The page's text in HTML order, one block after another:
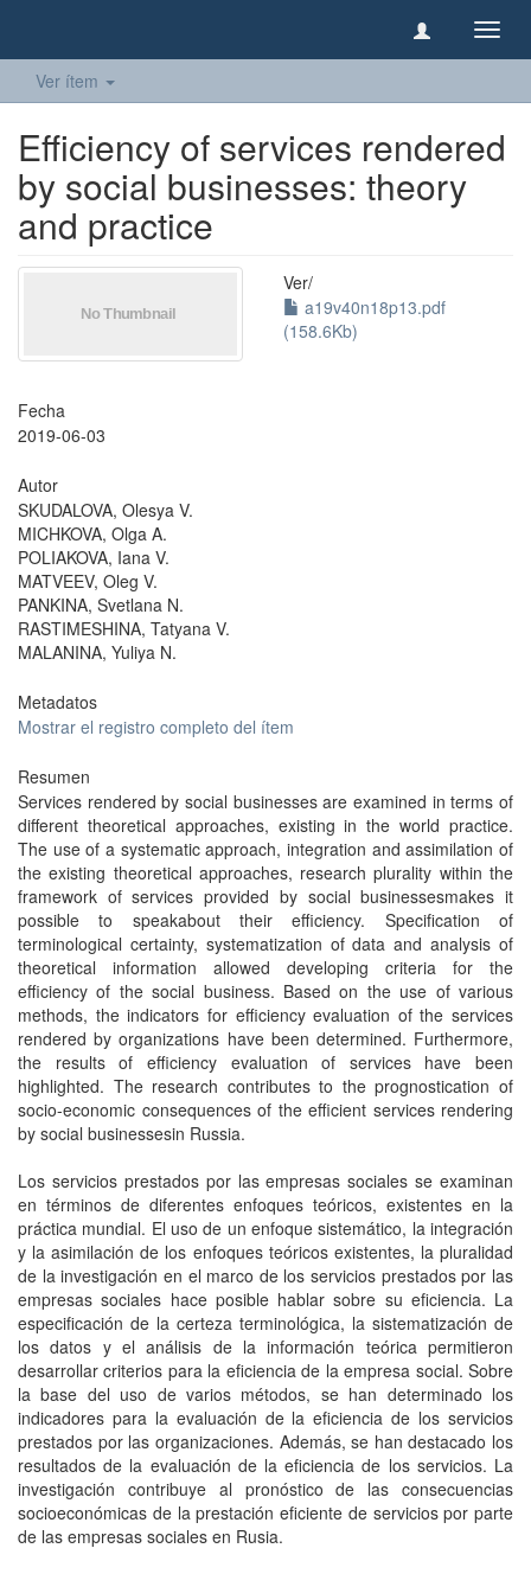
Ver ítem
Efficiency of services rendered
by social businesses: theory
and practice
Ver/
a19v40n18p13.pdf
(158.6Kb)
Fecha
2019-06-03
Autor
SKUDALOVA, Olesya V.
MICHKOVA, Olga A.
POLIAKOVA, Iana V.
MATVEEV, Oleg V.
PANKINA, Svetlana N.
RASTIMESHINA, Tatyana V.
MALANINA, Yuliya N.
Metadatos
Mostrar el registro completo del ítem
Resumen
Services rendered by social businesses are examined in terms of
different theoretical approaches, existing in the world practice.
The use of a systematic approach, integration and assimilation of
the existing theoretical approaches, research plurality within the
framework of services provided by social businessesmakes it
possible to speakabout their efficiency. Specification of
terminological certainty, systematization of data and analysis of
theoretical information allowed developing criteria for the
efficiency of the social business. Based on the use of various
methods, the indicators for efficiency evaluation of the services
rendered by organizations have been determined. Furthermore,
the results of efficiency evaluation of services have been
highlighted. The research contributes to the prognostication of
socio-economic consequences of the efficient services rendering
by social businessesin Russia.
Los servicios prestados por las empresas sociales se examinan
en términos de diferentes enfoques teóricos, existentes en la
práctica mundial. El uso de un enfoque sistemático, la integración
y la asimilación de los enfoques teóricos existentes, la pluralidad
de la investigación en el marco de los servicios prestados por las
empresas sociales hace posible hablar sobre su eficiencia. La
especificación de la certeza terminológica, la sistematización de
los datos y el análisis de la información teórica permitieron
desarrollar criterios para la eficiencia de la empresa social. Sobre
la base del uso de varios métodos, se han determinado los
indicadores para la evaluación de la eficiencia de los servicios
prestados por las organizaciones. Además, se han destacado los
resultados de la evaluación de la eficiencia de los servicios. La
investigación contribuye al pronóstico de las consecuencias
socioeconómicas de la prestación eficiente de servicios por parte
de las empresas sociales en Rusia.